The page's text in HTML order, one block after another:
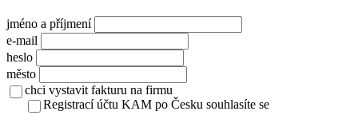
jméno a příjmení
e-mail
heslo
město
chci vystavit fakturu na firmu
Registrací účtu KAM po Česku souhlasíte se